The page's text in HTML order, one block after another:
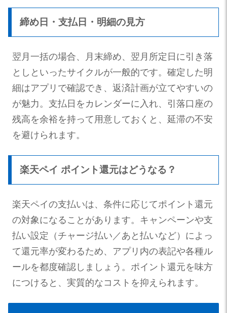
締め日・支払日・明細の見方
翌月一括の場合、月末締め、翌月所定日に引き落
としといったサイクルが一般的です。確定した明
細はアプリで確認でき、返済計画が立てやすいの
が魅力。支払日をカレンダーに入れ、引落口座の
残高を余裕を持って用意しておくと、延滞の不安
を避けられます。
楽天ペイ ポイント還元はどうなる？
楽天ペイの支払いは、条件に応じてポイント還元
の対象になることがあります。キャンペーンや支
払い設定（チャージ払い／あと払いなど）によっ
て還元率が変わるため、アプリ内の表記や各種ル
ールを都度確認しましょう。ポイント還元を味方
につけると、実質的なコストを抑えられます。